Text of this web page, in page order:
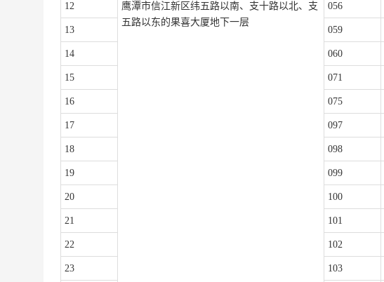
12
鹰潭市信江新区纬五路以南、支十路以北、支
五路以东的果喜大厦地下一层
056
13 059
14 060
15 071
16 075
17 097
18 098
19 099
20 100
21 101
22 102
23 103